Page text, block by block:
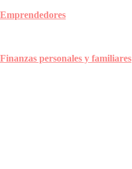
Emprendedores
Finanzas personales y familiares